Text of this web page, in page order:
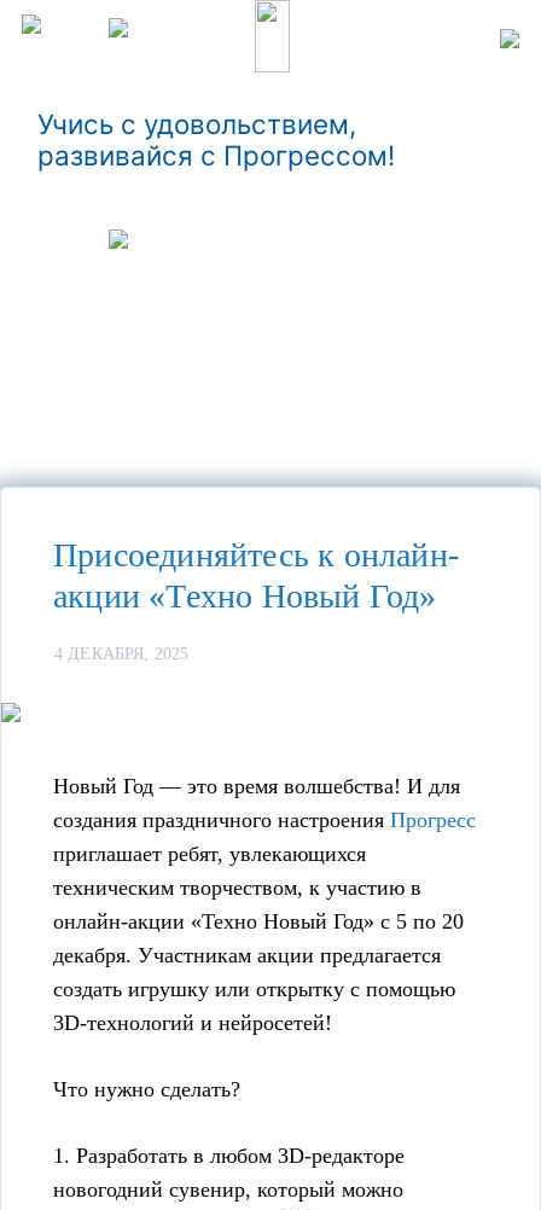
Учись с удовольствием,
развивайся с Прогрессом!
Присоединяйтесь к онлайн-
акции «Техно Новый Год»
4 ДЕКАБРЯ, 2025
Новый Год — это время волшебства! И для
создания праздничного настроения Прогресс
приглашает ребят, увлекающихся
техническим творчеством, к участию в
онлайн-акции «Техно Новый Год» с 5 по 20
декабря. Участникам акции предлагается
создать игрушку или открытку с помощью
3D-технологий и нейросетей!
Что нужно сделать?
1. Разработать в любом 3D-редакторе
новогодний сувенир, который можно